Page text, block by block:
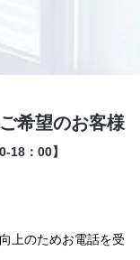
希望のお客様
18：00】
上のためお電話を受